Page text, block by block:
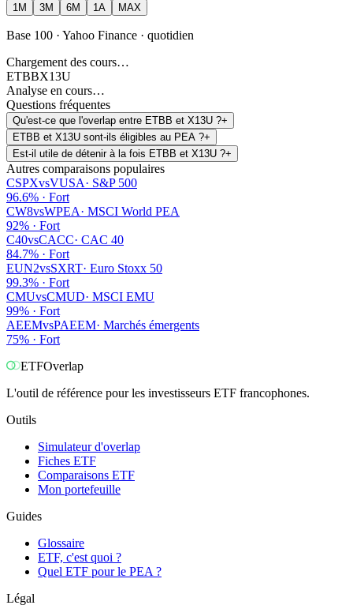
1M 3M 6M 1A MAX
Base 100 · Yahoo Finance · quotidien
Chargement des cours…
ETBBX13U
Analyse en cours…
Questions fréquentes
Qu'est-ce que l'overlap entre ETBB et X13U ?+
ETBB et X13U sont-ils éligibles au PEA ?+
Est-il utile de détenir à la fois ETBB et X13U ?+
Autres comparaisons populaires
CSPXvsVUSA· S&P 500
96.6% · Fort
CW8vsWPEA· MSCI World PEA
92% · Fort
C40vsCACC· CAC 40
84.7% · Fort
EUN2vsSXRT· Euro Stoxx 50
99.3% · Fort
CMUvsCMUD· MSCI EMU
99% · Fort
AEEMvsPAEEM· Marchés émergents
75% · Fort
ETFOverlap
L'outil de référence pour les investisseurs ETF francophones.
Outils
Simulateur d'overlap
Fiches ETF
Comparaisons ETF
Mon portefeuille
Guides
Glossaire
ETF, c'est quoi ?
Quel ETF pour le PEA ?
Légal